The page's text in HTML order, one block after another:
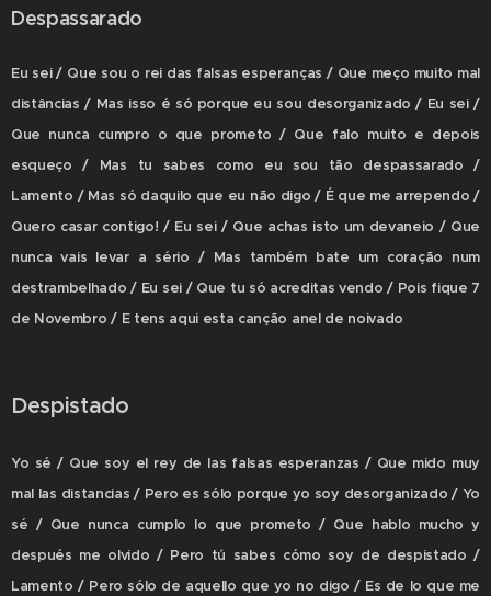
Despassarado
Eu sei / Que sou o rei das falsas esperanças / Que meço muito mal
distâncias / Mas isso é só porque eu sou desorganizado / Eu sei /
Que nunca cumpro o que prometo / Que falo muito e depois
esqueço / Mas tu sabes como eu sou tão despassarado /
Lamento / Mas só daquilo que eu não digo / É que me arrependo /
Quero casar contigo! / Eu sei / Que achas isto um devaneio / Que
nunca vais levar a sério / Mas também bate um coração num
destrambelhado / Eu sei / Que tu só acreditas vendo / Pois fique 7
de Novembro / E tens aqui esta canção anel de noivado
Despistado
Yo sé / Que soy el rey de las falsas esperanzas / Que mido muy
mal las distancias / Pero es sólo porque yo soy desorganizado / Yo
sé / Que nunca cumplo lo que prometo / Que hablo mucho y
después me olvido / Pero tú sabes cómo soy de despistado /
Lamento / Pero sólo de aquello que yo no digo / Es de lo que me